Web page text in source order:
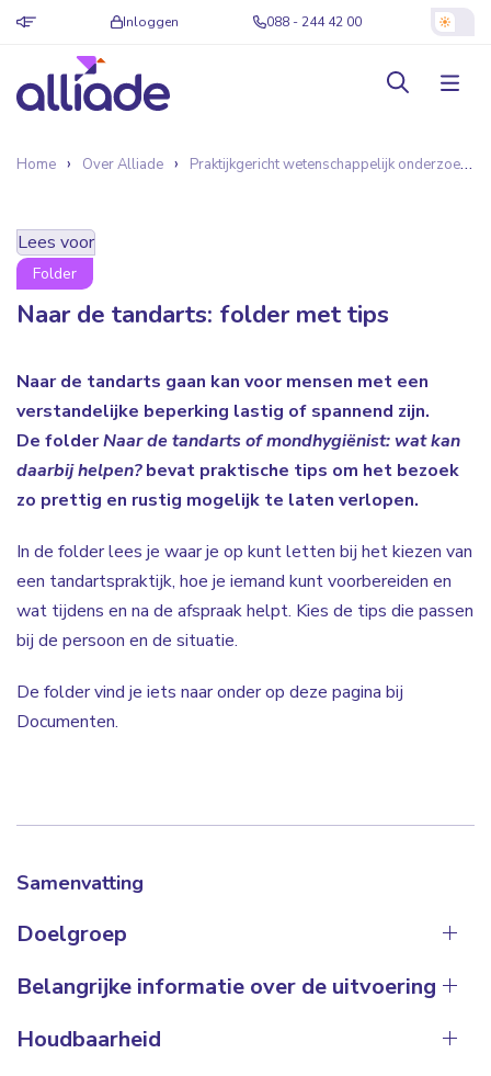
Inloggen 088 - 244 42 00
Home Over Alliade Praktijkgericht wetenschappelijk onderzoek
Lees voor
Folder
Naar de tandarts: folder met tips
Naar de tandarts gaan kan voor mensen met een
verstandelijke beperking lastig of spannend zijn.
De folderNaar de tandarts of mondhygiënist: wat kan
daarbij helpen?bevat praktische tips om het bezoek
zo prettig en rustig mogelijk te laten verlopen.
In de folder lees je waar je op kunt letten bij het kiezen van
een tandartspraktijk, hoe je iemand kunt voorbereiden en
wat tijdens en na de afspraak helpt. Kies de tips die passen
bij de persoon en de situatie.
De folder vind je iets naar onder op deze pagina bij
Documenten.
Samenvatting
Doelgroep
Belangrijke informatie over de uitvoering
Houdbaarheid